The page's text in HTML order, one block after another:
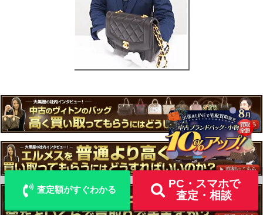
査定額がすぐわかる
PC・スマホで
査定・相談
LINE査定 メール査定
宅配買取を申込む 出張買取